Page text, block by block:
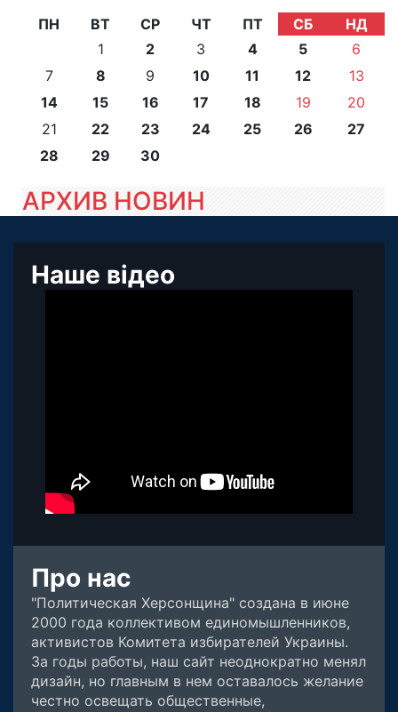
ПН
ВТ СР ЧТ ПТ СБ
НД
1
2 3 4 5
6
7
8 9 10 11 12
13
14
15 16 17 18 19
20
21
22 23 24 25 26
27
28
29 30
АРХИВ НОВИН
Наше відео
Про нас
"Политическая Херсонщина" создана в июне
2000 года коллективом единомышленников,
активистов Комитета избирателей Украины.
За годы работы, наш сайт неоднократно менял
дизайн, но главным в нем оставалось желание
честно освещать общественные,